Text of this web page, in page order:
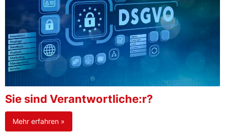
Sie sind Verantwortliche:r?
Mehr erfahren »